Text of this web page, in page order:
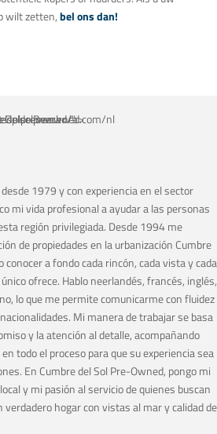
wilt zetten,bel ons dan!
1979 y con experiencia en el sector
mi vida profesional a ayudar a las personas
región privilegiada. Desde 1994 me
de propiedades en la urbanización Cumbre
conocer a fondo cada rincón, cada vista y cada
ofrece. Hablo neerlandés, francés, inglés,
lo que me permite comunicarme con fluidez
Mi manera de trabajar se basa
y la atención al detalle, acompañando
todo el proceso para que su experiencia sea
En Cumbre del Sol Pre-Owned, pongo mi
y mi pasión al servicio de quienes buscan
verdadero hogar con vistas al mar y calidad de